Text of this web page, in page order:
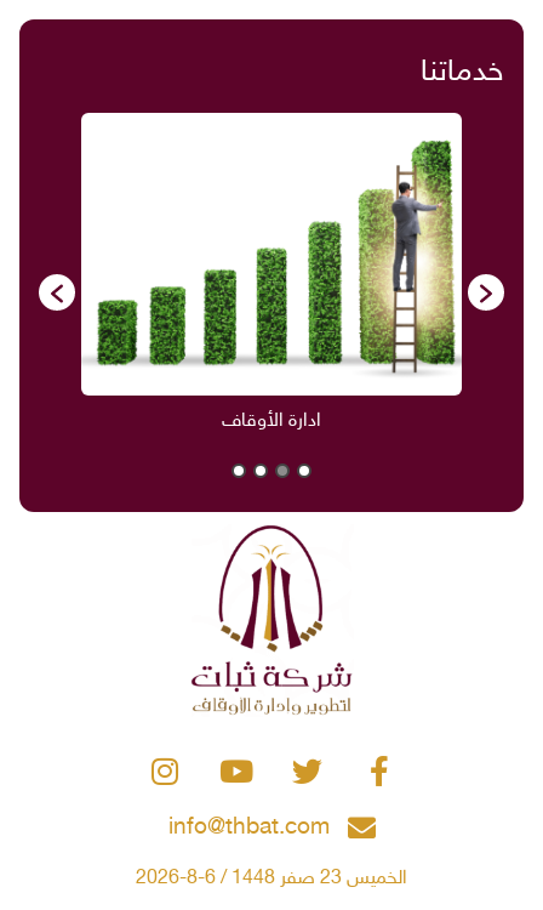
خدماتنا
ادارة الأوقاف
info@thbat.com
الخميس 23 صفر 1448 / 6-8-2026